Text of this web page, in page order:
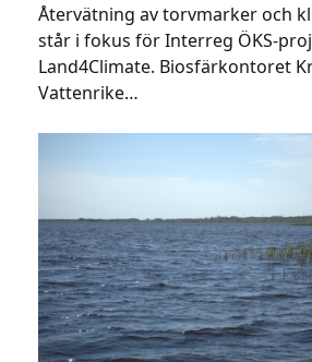
Återvätning av torvmarker och
står i fokus för Interreg ÖKS-
Land4Climate. Biosfärkontoret
Vattenrike…